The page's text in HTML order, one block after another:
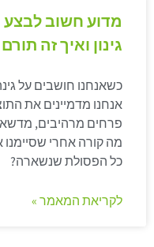
מדוע חשוב לבצע
גינון ואיך זה
כשאנחנו חושבים על
אנחנו מדמיינים את
פרחים מרהיבים,
מה קורה אחרי שסיימנו
כל הפסולת שנשארה?
לקריאת המאמר »